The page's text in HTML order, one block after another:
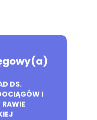
DS.
I
płac i ZUS